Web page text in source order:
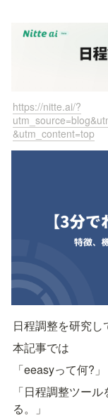
https://nitte.ai/?
&utm_content=top
日程調整を研究
本記事では
「eeasyって何?」
「日程調整ツー
る。」